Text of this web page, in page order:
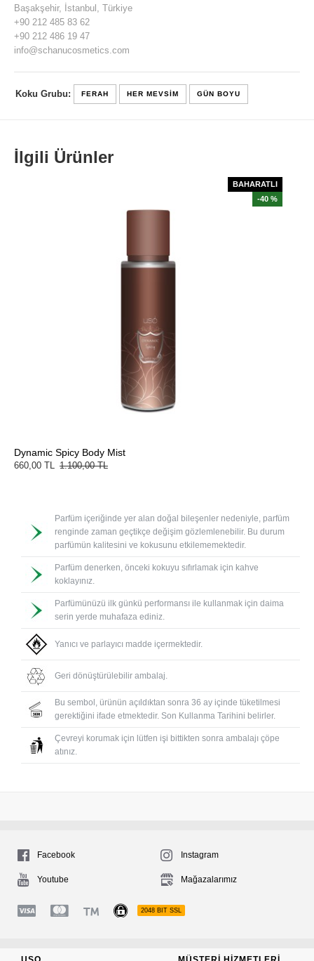
Başakşehir, İstanbul, Türkiye
+90 212 485 83 62
+90 212 486 19 47
info@schanucosmetics.com
Koku Grubu: FERAH HER MEVSIM GÜN BOYU
İlgili Ürünler
BAHARATLI
-40 %
Dynamic Spicy Body Mist
660,00 TL 1.100,00 TL
Parfüm içeriğinde yer alan doğal bileşenler nedeniyle, parfüm
renginde zaman geçtikçe değişim gözlemlenebilir. Bu durum
parfümün kalitesini ve kokusunu etkilememektedir.
Parfüm denerken, önceki kokuyu sıfırlamak için kahve
koklayınız.
Parfümünüzü ilk günkü performansı ile kullanmak için daima
serin yerde muhafaza ediniz.
Yanıcı ve parlayıcı madde içermektedir.
Geri dönüştürülebilir ambalaj.
Bu sembol, ürünün açıldıktan sonra 36 ay içinde tüketilmesi
gerektiğini ifade etmektedir. Son Kullanma Tarihini belirler.
Çevreyi korumak için lütfen işi bittikten sonra ambalajı çöpe
atınız.
Facebook Instagram
Youtube Mağazalarımız
2048 BIT SSL